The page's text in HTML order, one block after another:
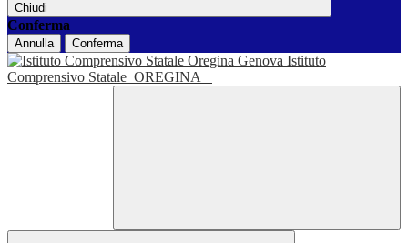
Chiudi
Conferma
Annulla Conferma
Istituto
Comprensivo Statale OREGINA